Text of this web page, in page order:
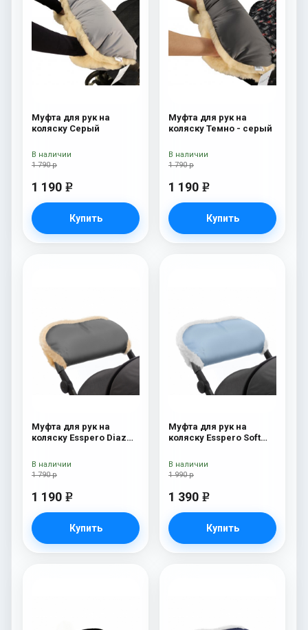
Муфта для рук на
коляску Серый
1 790 р
1 190 e
Купить
В наличии
Муфта для рук на
коляску Темно - серый
1 790 р
1 190 e
Купить
В наличии
Муфта для рук на
коляску Esspero Diaz
Grey
1 790 р
1 190 e
Купить
В наличии
Муфта для рук на
коляску Esspero Soft
1 990 р
1 390 e
Купить
В наличии